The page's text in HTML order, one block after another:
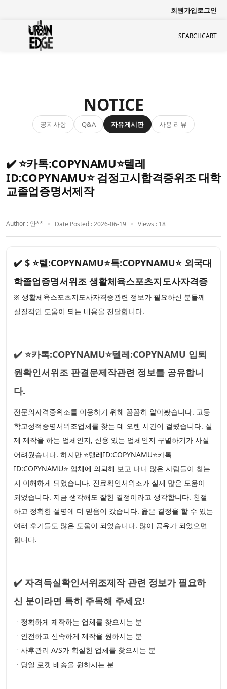
회원가입로그인
SEARCHCART
NOTICE
공지사항 Q&A 자유게시판 사용 리뷰
✔️ ⭐카톡:COPYNAMU⭐텔레
ID:COPYNAMU⭐ 검정고시합격증위조 대학
교졸업증명서제작
Author : 안** Date Posted : 2026-06-19 Views : 18
✔️ $ ⭐텔:COPYNAMU⭐톡:COPYNAMU⭐ 외국대
학졸업증명서위조 생활체육스포츠지도사자격증
※ 생활체육스포츠지도사자격증관련 정보가 필요하신 분들께
실질적인 도움이 되는 내용을 전달합니다.
✔️ ⭐카톡:COPYNAMU⭐텔레:COPYNAMU 입퇴
원확인서위조 판결문제작관련 정보를 공유합니
다.
전문의자격증위조를 이용하기 위해 꼼꼼히 알아봤습니다. 고등
학교성적증명서위조업체를 찾는 데 오랜 시간이 걸렸습니다. 실
제 제작을 하는 업체인지, 신용 있는 업체인지 구별하기가 사실
어려웠습니다. 하지만 ⭐텔레ID:COPYNAMU⭐카톡
ID:COPYNAMU⭐ 업체에 의뢰해 보고 나니 많은 사람들이 찾는
지 이해하게 되었습니다. 진료확인서위조가 실제 많은 도움이
되었습니다. 지금 생각해도 잘한 결정이라고 생각합니다. 친절
하고 정확한 설명에 더 믿음이 갔습니다. 옳은 결정을 할 수 있는
여러 후기들도 많은 도움이 되었습니다. 많이 공유가 되었으면
합니다.
✔️ 자격득실확인서위조제작 관련 정보가 필요하
신 분이라면 특히 주목해 주세요!
ㆍ정확하게 제작하는 업체를 찾으시는 분
ㆍ안전하고 신속하게 제작을 원하시는 분
ㆍ사후관리 A/S가 확실한 업체를 찾으시는 분
ㆍ당일 로켓 배송을 원하시는 분